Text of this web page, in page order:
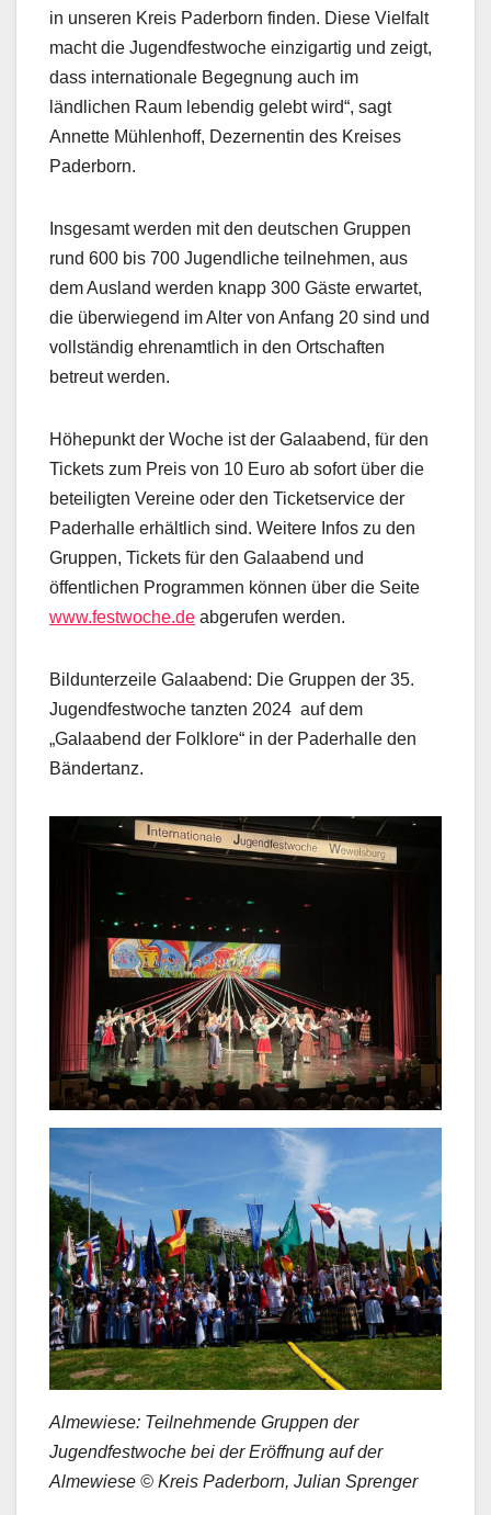
in unseren Kreis Paderborn finden. Diese Vielfalt
macht die Jugendfestwoche einzigartig und zeigt,
dass internationale Begegnung auch im
ländlichen Raum lebendig gelebt wird“, sagt
Annette Mühlenhoff, Dezernentin des Kreises
Paderborn.
Insgesamt werden mit den deutschen Gruppen
rund 600 bis 700 Jugendliche teilnehmen, aus
dem Ausland werden knapp 300 Gäste erwartet,
die überwiegend im Alter von Anfang 20 sind und
vollständig ehrenamtlich in den Ortschaften
betreut werden.
Höhepunkt der Woche ist der Galaabend, für den
Tickets zum Preis von 10 Euro ab sofort über die
beteiligten Vereine oder den Ticketservice der
Paderhalle erhältlich sind. Weitere Infos zu den
Gruppen, Tickets für den Galaabend und
öffentlichen Programmen können über die Seite
www.festwoche.de abgerufen werden.
Bildunterzeile Galaabend: Die Gruppen der 35.
Jugendfestwoche tanzten 2024 auf dem
„Galaabend der Folklore“ in der Paderhalle den
Bändertanz.
Almewiese: Teilnehmende Gruppen der
Jugendfestwoche bei der Eröffnung auf der
Almewiese © Kreis Paderborn, Julian Sprenger